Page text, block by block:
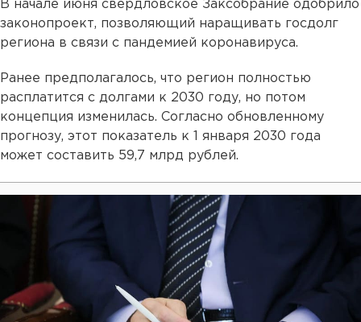
В начале июня свердловское Заксобрание одобрило
законопроект, позволяющий наращивать госдолг
региона в связи с пандемией коронавируса.
Ранее предполагалось, что регион полностью
расплатится с долгами к 2030 году, но потом
концепция изменилась. Согласно обновленному
прогнозу, этот показатель к 1 января 2030 года
может составить 59,7 млрд рублей.